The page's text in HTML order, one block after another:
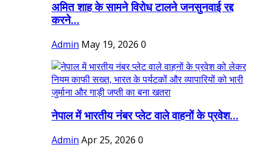
अमित शाह के सामने विरोध टालने जनसुनवाई रद्द
करने...
Admin May 19, 2026 0
नेपाल में भारतीय नंबर प्लेट वाले वाहनों के प्रवेश...
Admin Apr 25, 2026 0